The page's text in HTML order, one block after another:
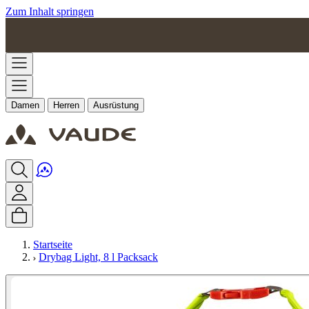
Zum Inhalt springen
Damen Herren Ausrüstung
Startseite
Drybag Light, 8 l Packsack